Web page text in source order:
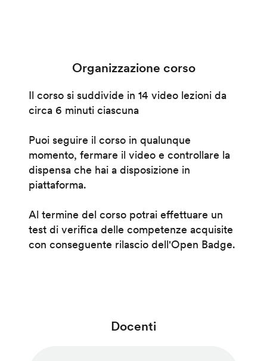
Organizzazione corso
Il corso si suddivide in 14 video lezioni da
circa 6 minuti ciascuna
Puoi seguire il corso in qualunque
momento, fermare il video e controllare la
dispensa che hai a disposizione in
piattaforma.
Al termine del corso potrai effettuare un
test di verifica delle competenze acquisite
con conseguente rilascio dell'Open Badge.
Docenti